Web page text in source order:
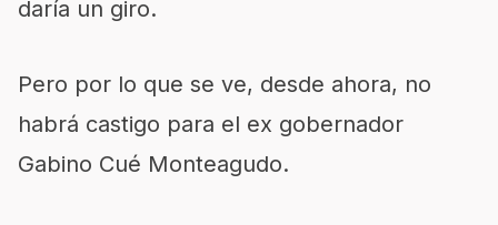
daría un giro.
Pero por lo que se ve, desde ahora, no
habrá castigo para el ex gobernador
Gabino Cué Monteagudo.